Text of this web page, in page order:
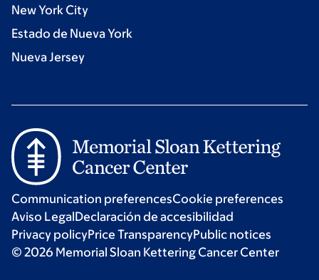
New York City
Estado de Nueva York
Nueva Jersey
Communication preferencesCookie preferences
Aviso LegalDeclaración de accesibilidad
Privacy policyPrice TransparencyPublic notices
© 2026 Memorial Sloan Kettering Cancer Center